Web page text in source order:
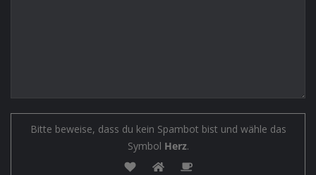
Bitte beweise, dass du kein Spambot bist und wähle das
Symbol Herz.